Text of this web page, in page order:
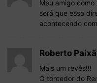
Meu amigo
será que essa
acontecendo
Roberto
Mais um revés!!!
O torcedor do